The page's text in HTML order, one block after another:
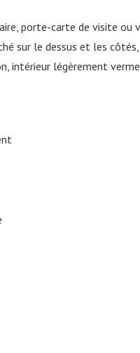
porte-carte de visite ou
sur le dessus et les côtés,
intérieur légèrement